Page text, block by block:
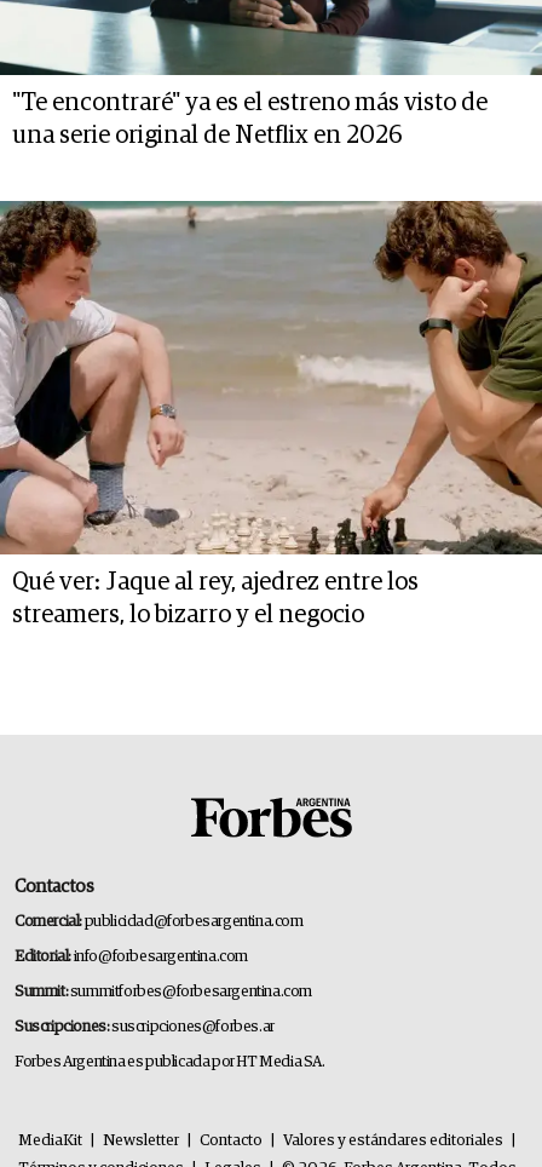
"Te encontraré" ya es el estreno más visto de
una serie original de Netflix en 2026
Qué ver: Jaque al rey, ajedrez entre los
streamers, lo bizarro y el negocio
Contactos
Comercial:publicidad@forbesargentina.com
Editorial:info@forbesargentina.com
Summit:summitforbes@forbesargentina.com
Suscripciones:suscripciones@forbes.ar
Forbes Argentina es publicada por HT Media SA.
MediaKit Newsletter Contacto Valores y estándares editoriales